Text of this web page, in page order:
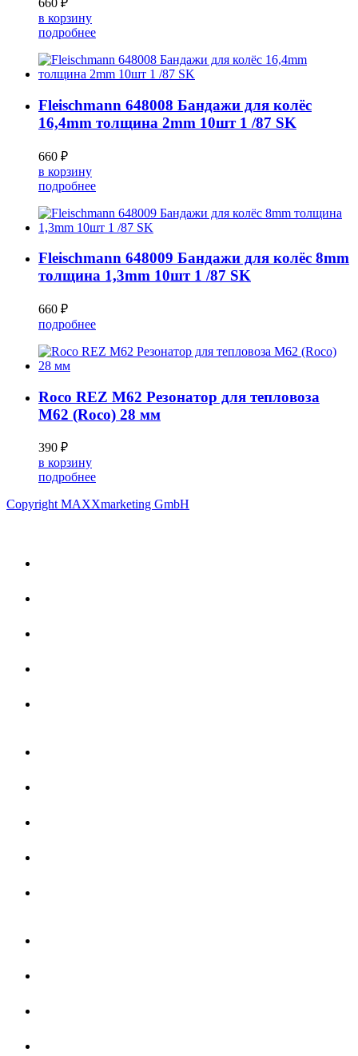
660 ₽
в корзину
подробнее
Fleischmann 648008 Бандажи для колёс
16,4mm толщина 2mm 10шт 1 /87 SK
660 ₽
в корзину
подробнее
Fleischmann 648009 Бандажи для колёс 8mm
толщина 1,3mm 10шт 1 /87 SK
660 ₽
подробнее
Roco REZ M62 Резонатор для тепловоза
М62 (Roco) 28 мм
390 ₽
в корзину
подробнее
Copyright MAXXmarketing GmbH